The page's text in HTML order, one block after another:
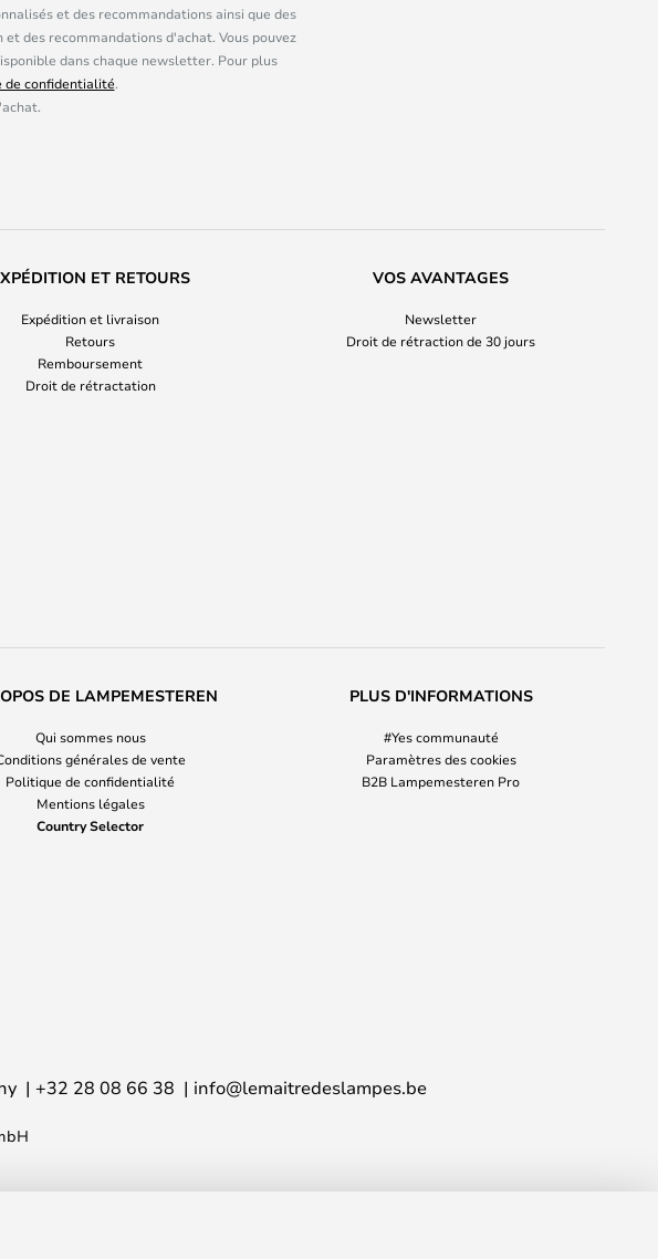
et des recommandations ainsi que des
des recommandations d'achat. Vous pouvez
dans chaque newsletter. Pour plus
de confidentialité.
ET RETOURS
Expédition et livraison
Retours
Remboursement
Droit de rétractation
VOS AVANTAGES
Newsletter
Droit de rétraction de 30 jours
DE LAMPEMESTEREN
Qui sommes nous
générales de vente
Politique de confidentialité
Mentions légales
Country Selector
PLUS D'INFORMATIONS
#Yes communauté
Paramètres des cookies
B2B Lampemesteren Pro
+32 28 08 66 38 info@lemaitredeslampes.be